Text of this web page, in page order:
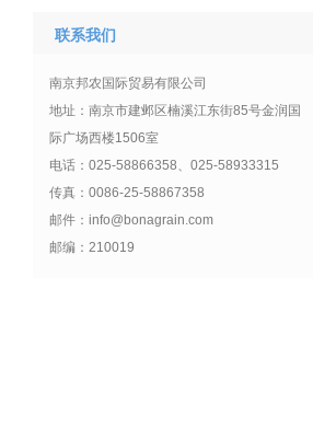
联系我们
南京邦农国际贸易有限公司
地址：南京市建邺区楠溪江东街85号金润国
际广场西楼1506室
电话：025-58866358、025-58933315
传真：0086-25-58867358
邮件：info@bonagrain.com
邮编：210019